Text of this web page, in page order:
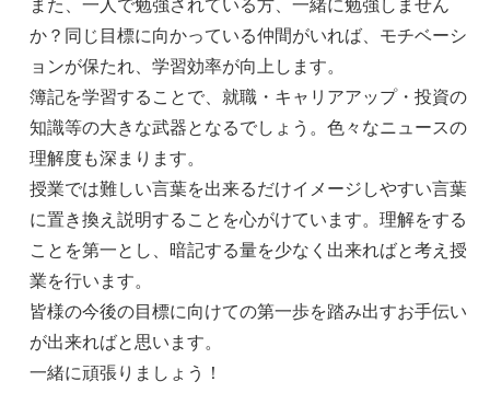
か？同じ目標に向かっている仲間がいれば、モチベーシ
ョンが保たれ、学習効率が向上します。
簿記を学習することで、就職・キャリアアップ・投資の
知識等の大きな武器となるでしょう。色々なニュースの
理解度も深まります。
授業では難しい言葉を出来るだけイメージしやすい言葉
に置き換え説明することを心がけています。理解をする
ことを第一とし、暗記する量を少なく出来ればと考え授
業を行います。
皆様の今後の目標に向けての第一歩を踏み出すお手伝い
が出来ればと思います。
一緒に頑張りましょう！